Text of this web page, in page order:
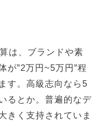
は、ブランドや素
が”2万円~5万円”程
す。高級志向なら5
るとか。普遍的なデ
きく支持されていま